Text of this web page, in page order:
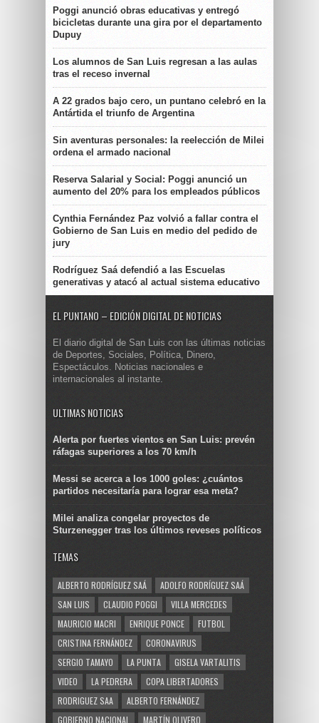
Poggi anunció obras educativas y entregó
bicicletas durante una gira por el departamento
Dupuy
Los alumnos de San Luis regresan a las aulas
tras el receso invernal
A 22 grados bajo cero, un puntano celebró en la
Antártida el triunfo de Argentina
Sin aventuras personales: la reelección de Milei
ordena el armado nacional
Reserva Salarial y Social: Poggi anunció un
aumento del 20% para los empleados públicos
Cynthia Fernández Paz volvió a fallar contra el
Gobierno de San Luis en medio del pedido de
jury
Rodríguez Saá defendió a las Escuelas
generativas y atacó al actual sistema educativo
EL PUNTANO – EDICIÓN DIGITAL DE NOTICIAS
El diario digital de San Luis con las últimas noticias
de Deportes, Sociales, Política, Dinero,
Espectáculos. Noticias nacionales e
internacionales al instante.
ULTIMAS NOTICIAS
Alerta por fuertes vientos en San Luis: prevén
ráfagas superiores a los 70 km/h
Messi se acerca a los 1000 goles: ¿cuántos
partidos necesitaría para lograr esa meta?
Milei analiza congelar proyectos de
Sturzenegger tras los últimos reveses políticos
TEMAS
ALBERTO RODRÍGUEZ SAÁ
ADOLFO RODRÍGUEZ SAÁ
SAN LUIS
CLAUDIO POGGI
VILLA MERCEDES
MAURICIO MACRI
ENRIQUE PONCE
FUTBOL
CRISTINA FERNÁNDEZ
CORONAVIRUS
SERGIO TAMAYO
LA PUNTA
GISELA VARTALITIS
VIDEO
LA PEDRERA
COPA LIBERTADORES
RODRIGUEZ SAA
ALBERTO FERNÁNDEZ
GOBIERNO NACIONAL
MARTÍN OLIVERO